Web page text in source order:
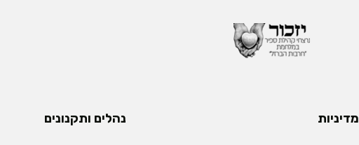
מדיניות נהלים ותקנונים